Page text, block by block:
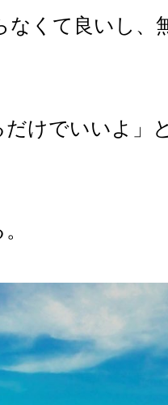
なくて良いし、
だけでいいよ」